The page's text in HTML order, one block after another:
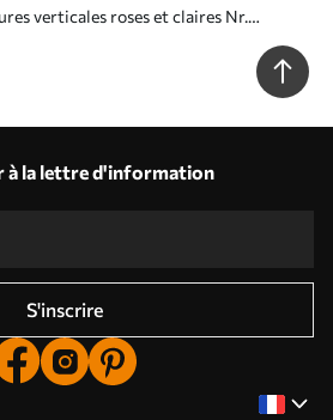
verticales roses et claires Nr.
à la lettre d'information
S'inscrire